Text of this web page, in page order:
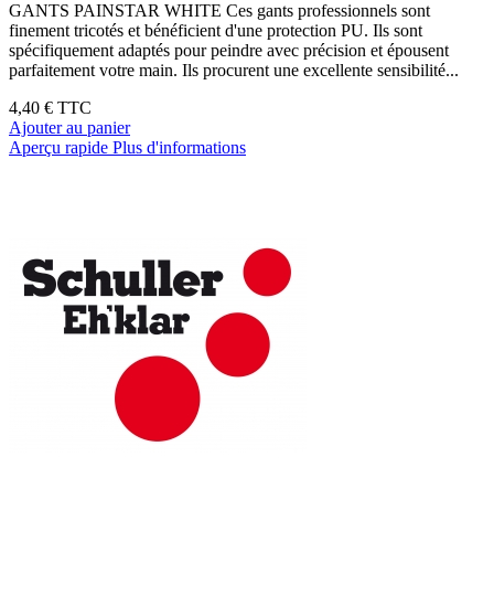
GANTS PAINSTAR WHITE Ces gants professionnels sont
finement tricotés et bénéficient d'une protection PU. Ils sont
spécifiquement adaptés pour peindre avec précision et épousent
parfaitement votre main. Ils procurent une excellente sensibilité...
4,40 € TTC
Ajouter au panier
Aperçu rapide Plus d'informations